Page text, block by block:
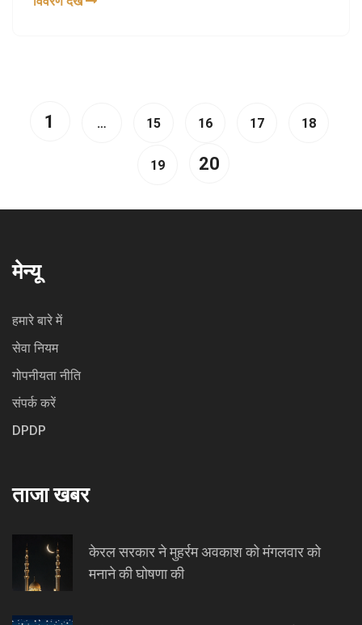
1 … 15 16 17 18
19 20
मेन्यू
हमारे बारे में
सेवा नियम
गोपनीयता नीति
संपर्क करें
DPDP
ताजा खबर
केरल सरकार ने मुहर्रम अवकाश को मंगलवार को
मनाने की घोषणा की